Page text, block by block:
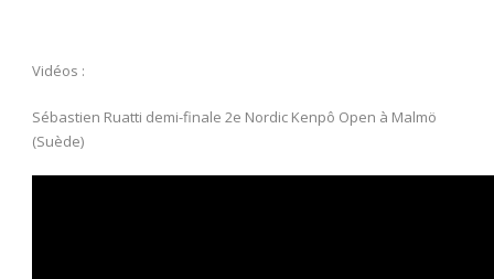
Vidéos :
Sébastien Ruatti demi-finale 2e Nordic Kenpô Open à Malmö
(Suède)